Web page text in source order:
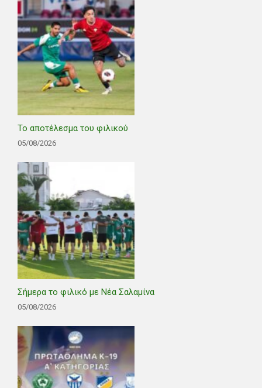
Το αποτέλεσμα του φιλικού
05/08/2026
Σήμερα το φιλικό με Νέα Σαλαμίνα
05/08/2026